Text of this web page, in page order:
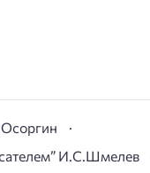
И.С.Шмелев